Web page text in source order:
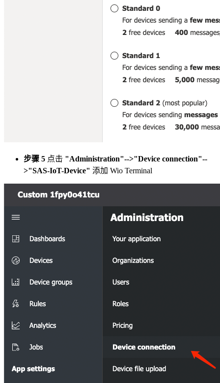
步骤 5 点击 "Administration"-->"Device connection"--
>"SAS-IoT-Device" 添加 Wio Terminal